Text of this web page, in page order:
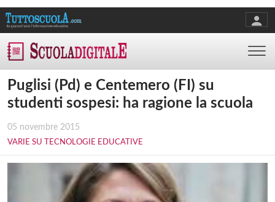
Puglisi (Pd) e Centemero (FI) su
studenti sospesi: ha ragione la scuola
05 novembre 2015
VARIE SU TECNOLOGIE EDUCATIVE